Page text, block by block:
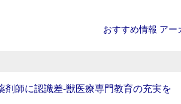
おすすめ情報 アー
剤師に認識差‐獣医療専門教育の充実を